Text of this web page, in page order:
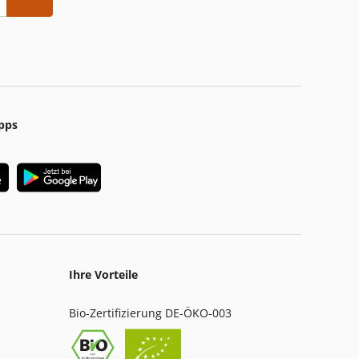
Ihre Vorteile
Bio-Zertifizierung DE-ÖKO-003